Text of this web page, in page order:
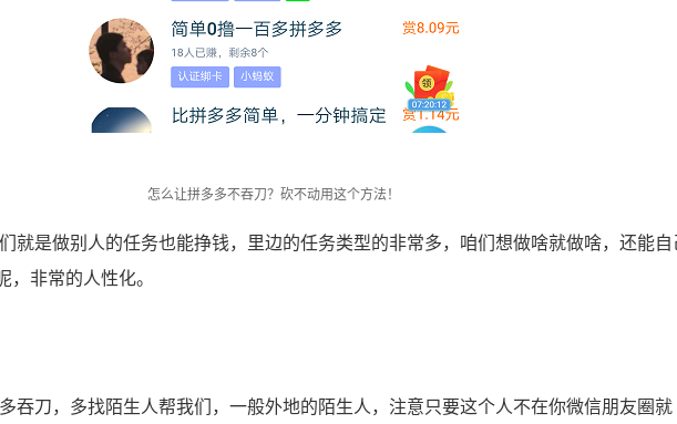
怎么让拼多多不吞刀？砍不动用这个方法！
是做别人的任务也能挣钱，里边的任务类型的非常多，咱们想做啥就做啥，还能自
，非常的人性化。
吞刀，多找陌生人帮我们，一般外地的陌生人，注意只要这个人不在你微信朋友圈就